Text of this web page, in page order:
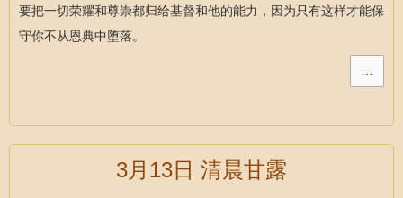
RSS FEED
LINK
要把一切荣耀和尊崇都归给基督和他的能力，因为只有这样才能保
守你不从恩典中堕落。
…
3月13日 清晨甘露